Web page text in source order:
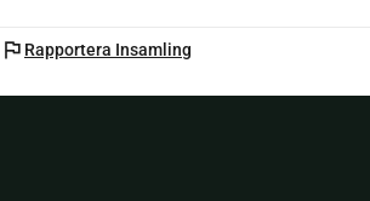
flag Rapportera Insamling